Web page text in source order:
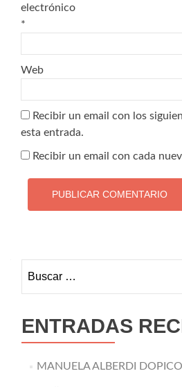
electrónico
*
Web
Recibir un email con los
esta entrada.
Recibir un email con cada
ENTRADAS
MANUELA ALBERDI DOPICO